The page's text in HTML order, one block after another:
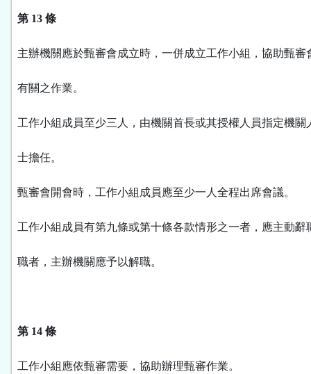
第 13 條
主辦機關應於甄審會成立時，一併成立工作小組，協助甄審
有關之作業。
工作小組成員至少三人，由機關首長或其授權人員指定機關
士擔任。
甄審會開會時，工作小組成員應至少一人全程出席會議。
工作小組成員有第九條或第十條各款情形之一者，應主動辭
職者，主辦機關應予以解職。
第 14 條
工作小組應依甄審需要，協助辦理甄審作業。